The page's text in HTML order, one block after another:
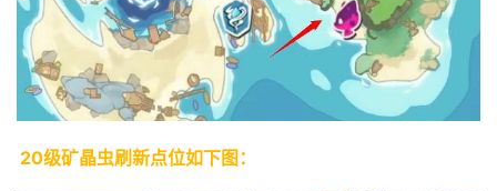
20级矿晶虫刷新点位如下图：